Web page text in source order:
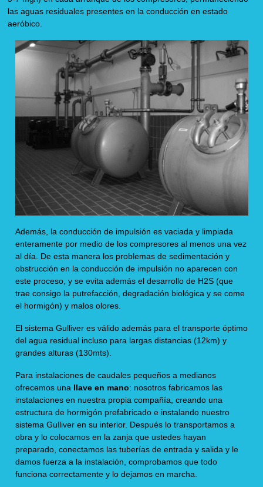
las aguas residuales presentes en la conducción en estado
aeróbico.
Además, la conducción de impulsión es vaciada y limpiada
enteramente por medio de los compresores al menos una vez
al día. De esta manera los problemas de sedimentación y
obstrucción en la conducción de impulsión no aparecen con
este proceso, y se evita además el desarrollo de H2S (que
trae consigo la putrefacción, degradación biológica y se come
el hormigón) y malos olores.
El sistema Gulliver es válido además para el transporte óptimo
del agua residual incluso para largas distancias (12km) y
grandes alturas (130mts).
Para instalaciones de caudales pequeños a medianos
ofrecemos una
llave en mano: nosotros fabricamos las
instalaciones en nuestra propia compañía, creando una
estructura de hormigón prefabricado e instalando nuestro
sistema Gulliver en su interior. Después lo transportamos a
obra y lo colocamos en la zanja que ustedes hayan
preparado, conectamos las tuberías de entrada y salida y le
damos fuerza a la instalación, comprobamos que todo
funciona correctamente y lo dejamos en marcha.